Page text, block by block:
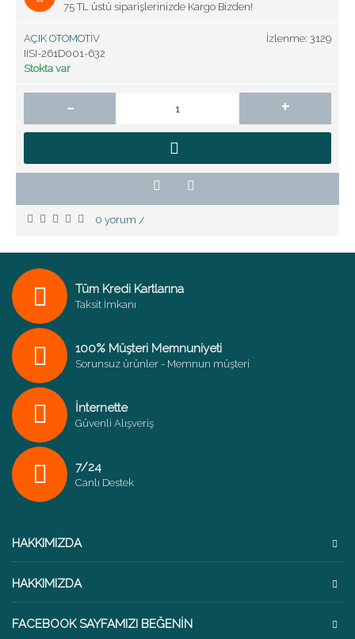
75 TL üstü siparişlerinizde Kargo Bizden!
İzlenme: 3129
AÇIK OTOMOTİV
IISI-261D001-632
Stokta var
- +
0 yorum /
Tüm Kredi Kartlarına
Taksit İmkanı
100% Müşteri Memnuniyeti
Sorunsuz ürünler - Memnun müşteri
İnternette
Güvenli Alışveriş
7/24
Canlı Destek
HAKKIMIZDA
HAKKIMIZDA
FACEBOOK SAYFAMIZI BEĞENIN